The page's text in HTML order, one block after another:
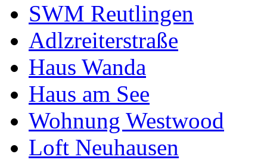
SWM Reutlingen
Adlzreiterstraße
Haus Wanda
Haus am See
Wohnung Westwood
Loft Neuhausen